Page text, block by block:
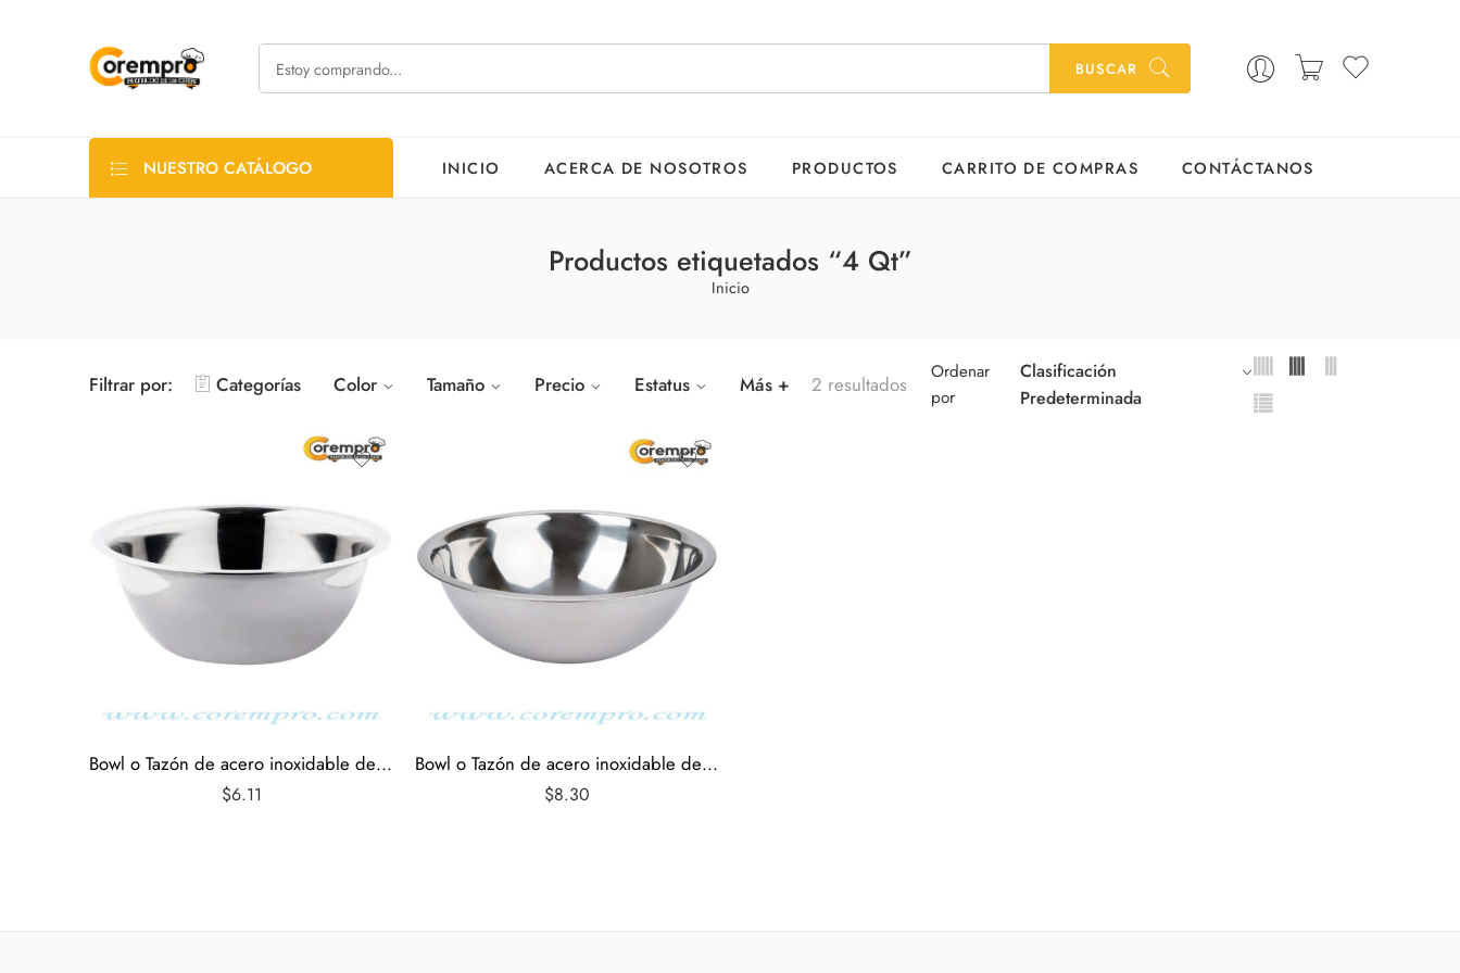
BUSCAR
NUESTRO CATÁLOGO INICIO ACERCA DE NOSOTROS PRODUCTOS CARRITO DE COMPRAS CONTÁCTANOS
Productos etiquetados “4 Qt”
Inicio
Filtrar por: Categorías Color Tamaño Precio Estatus Más + 2 resultados
Ordenar
por
Clasificación
Predeterminada
Bowl o Tazón de acero inoxidable de 3 Qt
$6.11
Bowl o Tazón de acero inoxidable de 4 Qt
$8.30